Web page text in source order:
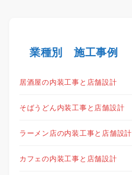
業種別 施工事例
居酒屋の内装工事と店舗設計
そばうどん内装工事と店舗設計
ラーメン店の内装工事と店舗設計
カフェの内装工事と店舗設計